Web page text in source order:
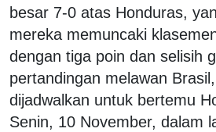
besar 7-0 atas Honduras,
mereka memuncaki
dengan tiga poin dan selisih
pertandingan melawan
dijadwalkan untuk bertemu
Senin, 10 November, dalam